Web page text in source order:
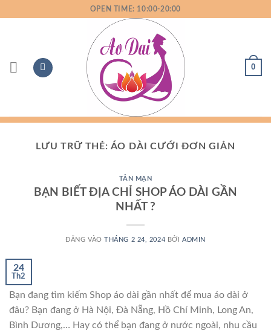
OPEN TIME: 10:00-20:00
0
LƯU TRỮ THẺ: ÁO DÀI CƯỚI ĐƠN GIẢN
TẢN MẠN
BẠN BIẾT ĐỊA CHỈ SHOP ÁO DÀI GẦN
NHẤT ?
ĐĂNG VÀOTHÁNG 2 24, 2024 BỞI ADMIN
24
Th2
Bạn đang tìm kiếm Shop áo dài gần nhất để mua áo dài ở
đâu? Bạn đang ở Hà Nội, Đà Nẵng, Hồ Chí Minh, Long An,
Bình Dương,… Hay có thể bạn đang ở nước ngoài, nhu cầu